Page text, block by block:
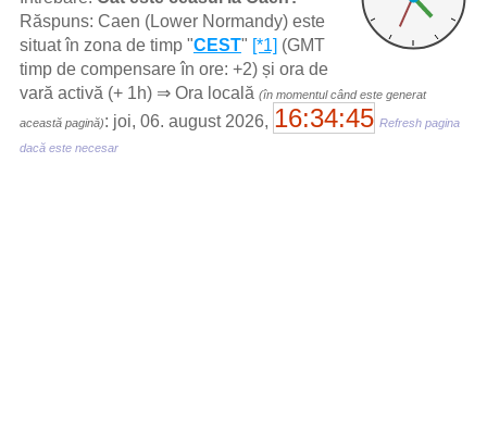
Răspuns: Caen (Lower Normandy) este
situat în zona de timp "CEST" [*1] (GMT
timp de compensare în ore: +2) și ora de
vară activă (+ 1h) ⇒ Ora locală (în momentul când este generat
această pagină): joi, 06. august 2026, 16:34:45 Refresh pagina
dacă este necesar